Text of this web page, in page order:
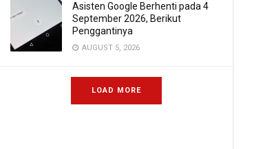
Asisten Google Berhenti pada 4
September 2026, Berikut
Penggantinya
AUGUST 5, 2026
LOAD MORE